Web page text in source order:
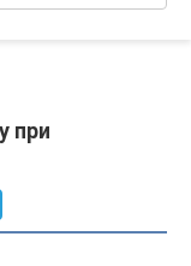
при